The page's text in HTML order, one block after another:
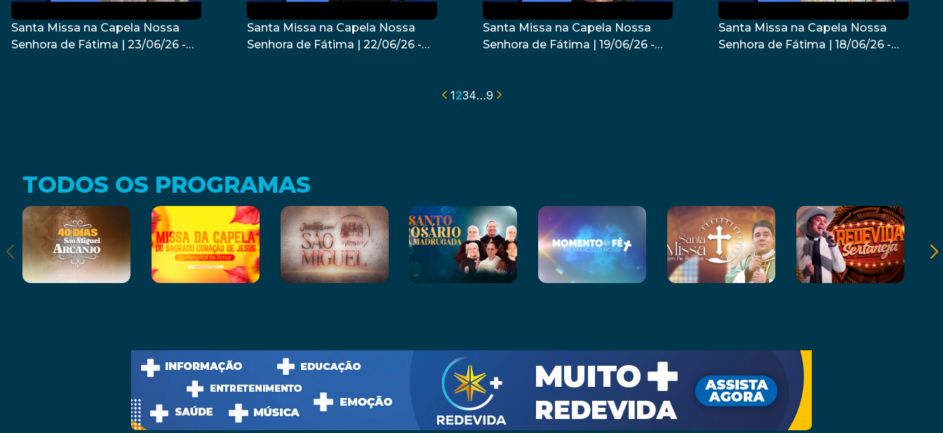
Santa Missa na Capela Nossa
Senhora de Fátima | 23/06/26 -
Santa Missa na Capela Nossa
Senhora de Fátima | 22/06/26 -
Santa Missa na Capela Nossa
Senhora de Fátima | 19/06/26 -
Santa Missa na Capela Nossa
Senhora de Fátima | 18/06/26 -
1234…9
TODOS OS PROGRAMAS